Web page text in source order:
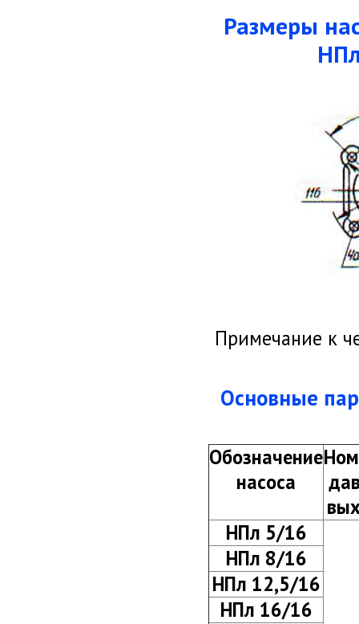
Размеры
Примечание к
Основные
Обозначение
насоса
НПл 5/16
НПл 8/16
НПл 12,5/16
НПл 16/16